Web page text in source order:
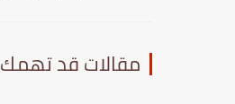
مقالات قد تهمك